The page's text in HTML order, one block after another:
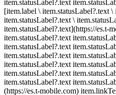
item.statusLabel?.text
[item.label \ item.statusLabel?.text \
item.statusLabel?.text \
item.statusLabel?.text](https://es.t-
item.statusLabel?.text
item.statusLabel?.text
item.statusLabel?.text
item.statusLabel?.text
item.statusLabel?.text
item.statusLabel?.text
(https://es.t-mobile.com)